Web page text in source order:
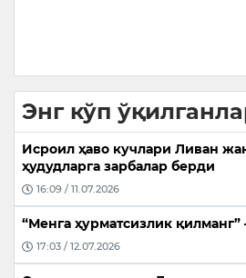
Энг кўп
Исроил ҳаво кучлари Ливан
ҳудудларга зарбалар берди
16:09 / 11.07.2026
“Менга ҳурматсизлик қилманг”
17:03 / 12.07.2026